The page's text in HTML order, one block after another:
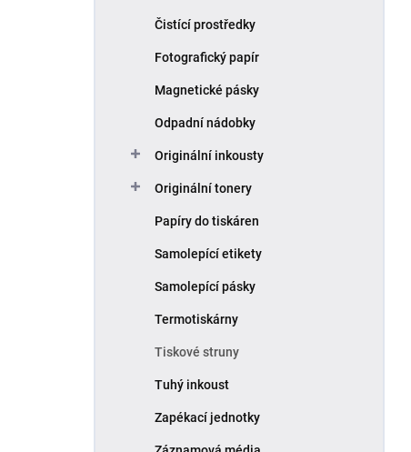
Čistící prostředky
Fotografický papír
Magnetické pásky
Odpadní nádobky
Originální inkousty
Originální tonery
Papíry do tiskáren
Samolepící etikety
Samolepící pásky
Termotiskárny
Tiskové struny
Tuhý inkoust
Zapékací jednotky